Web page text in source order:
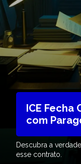
ICE
com
Descubra a
esse contrato.